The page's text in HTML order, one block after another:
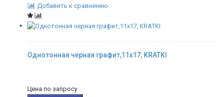
Добавить к сравнению
Однотонная черная графит,11x17, KRATKI
Цена по запросу